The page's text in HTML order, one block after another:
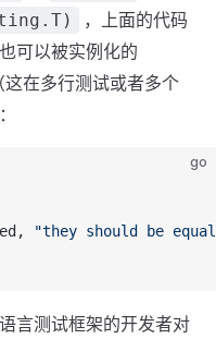
，上面的代码
也可以被实例化的
这在多行测试或者多个
go
,
"they should be
言测试框架的开发者对